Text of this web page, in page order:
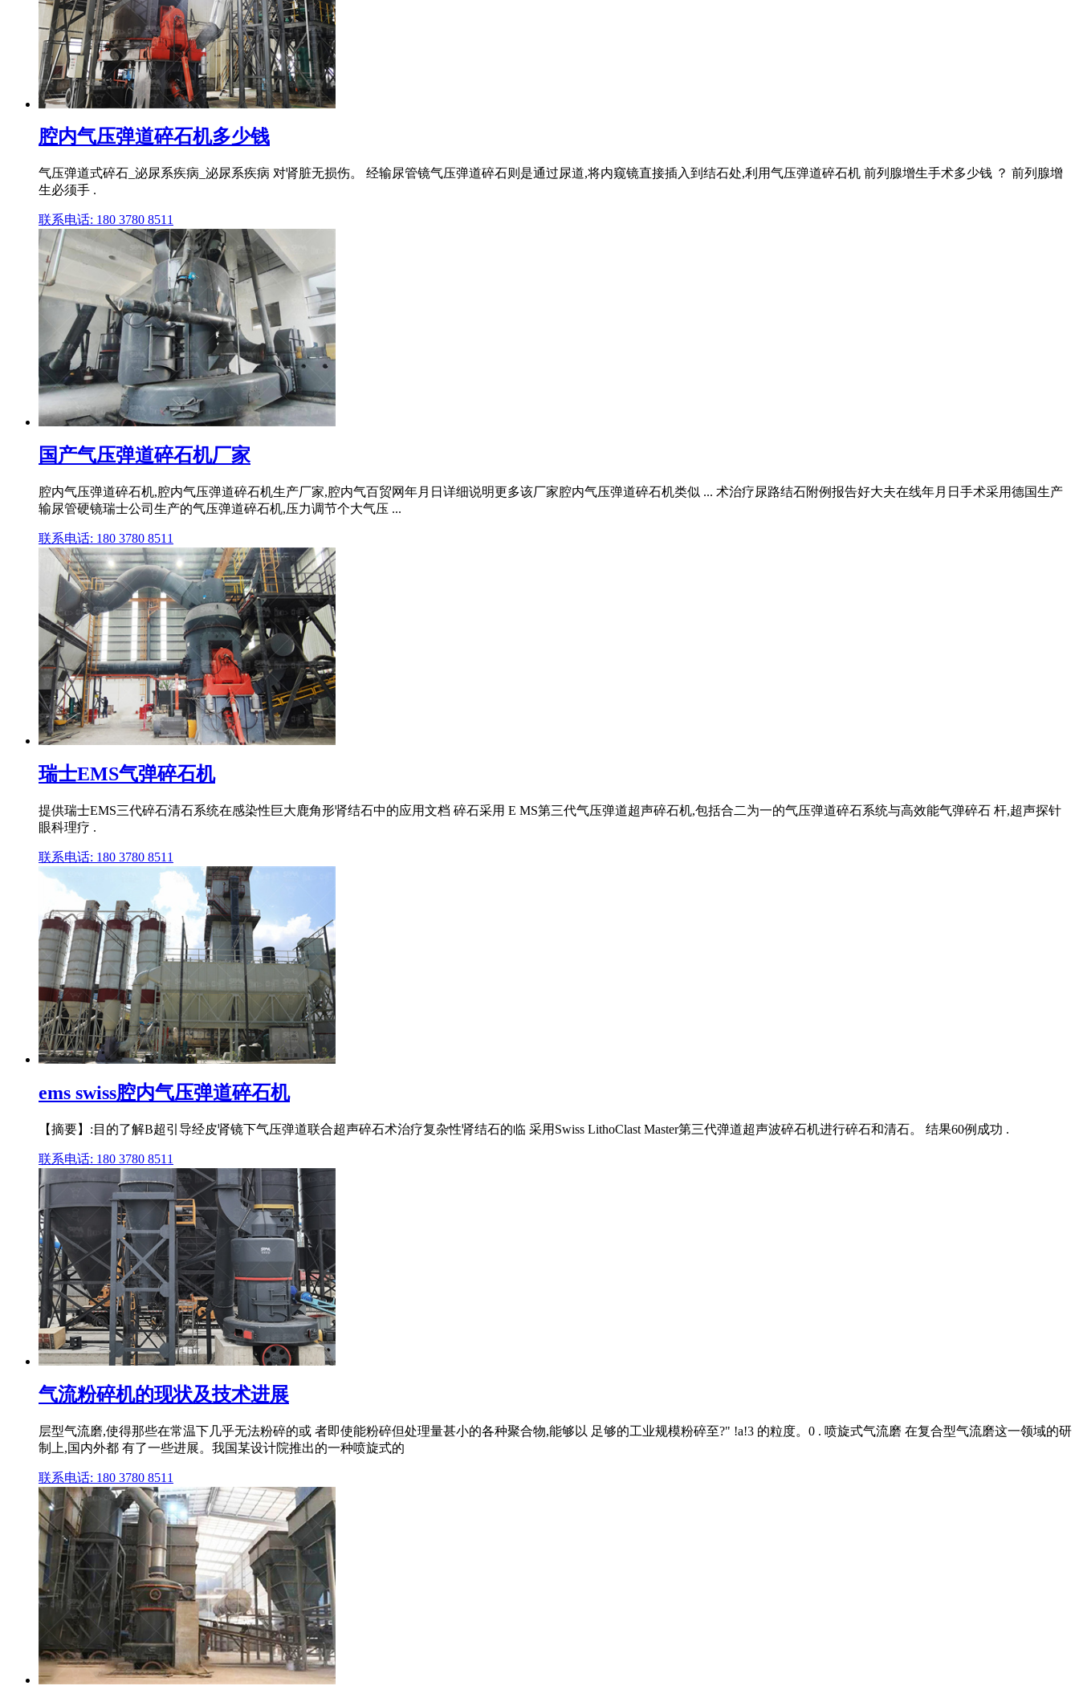
腔内气压弹道碎石机多少钱
气压弹道式碎石_泌尿系疾病_泌尿系疾病 对肾脏无损伤。 经输尿管镜气压弹道碎石则是通过尿道,将内窥镜直接插入到结石处,利用气压弹道碎石机 前列腺增生手术多少钱 ？ 前列腺增
生必须手 .
联系电话: 180 3780 8511
国产气压弹道碎石机厂家
腔内气压弹道碎石机,腔内气压弹道碎石机生产厂家,腔内气百贸网年月日详细说明更多该厂家腔内气压弹道碎石机类似 ... 术治疗尿路结石附例报告好大夫在线年月日手术采用德国生产
输尿管硬镜瑞士公司生产的气压弹道碎石机,压力调节个大气压 ...
联系电话: 180 3780 8511
瑞士EMS气弹碎石机
提供瑞士EMS三代碎石清石系统在感染性巨大鹿角形肾结石中的应用文档 碎石采用 E MS第三代气压弹道超声碎石机,包括合二为一的气压弹道碎石系统与高效能气弹碎石 杆,超声探针
眼科理疗 .
联系电话: 180 3780 8511
ems swiss腔内气压弹道碎石机
【摘要】:目的了解B超引导经皮肾镜下气压弹道联合超声碎石术治疗复杂性肾结石的临 采用Swiss LithoClast Master第三代弹道超声波碎石机进行碎石和清石。 结果60例成功 .
联系电话: 180 3780 8511
气流粉碎机的现状及技术进展
层型气流磨,使得那些在常温下几乎无法粉碎的或 者即使能粉碎但处理量甚小的各种聚合物,能够以 足够的工业规模粉碎至?" !a!3 的粒度。0 . 喷旋式气流磨 在复合型气流磨这一领域的研
制上,国内外都 有了一些进展。我国某设计院推出的一种喷旋式的
联系电话: 180 3780 8511